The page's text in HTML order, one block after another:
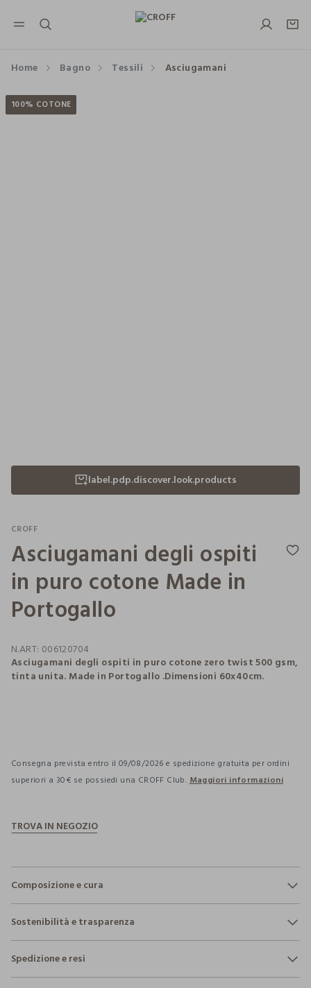
NAVIGATION.ARIA.GOTOMAINCONTENT
100% COTONE
Home Bagno Tessili Asciugamani
label.pdp.discover.look.products
CROFF
Asciugamani degli ospiti
in puro cotone Made in
Portogallo
N.ART: 006120704
Asciugamani degli ospiti in puro cotone zero twist 500 gsm,
tinta unita. Made in Portogallo .Dimensioni 60x40cm.
Consegna prevista entro il 09/08/2026 e spedizione gratuita per ordini
superiori a 30€ se possiedi una CROFF Club. Maggiori informazioni
Composizione e cura
Composizione:
100% COTONE
Sostenibilità e trasparenza
Sicurezza
Il 100% dei nostri articoli viene sottoposto a test chimico-
fisici, per verificarne il rispetto dei limiti che abbiamo
Spedizione e resi